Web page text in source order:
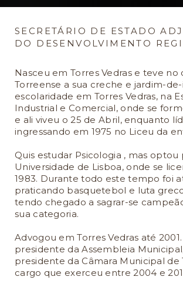
SECRETÁRIO DE ESTADO
DO DESENVOLVIMENTO
Nasceu em Torres Vedras e teve no
Torreense a sua creche e jardim-
escolaridade em Torres Vedras, na
Industrial e Comercial, onde se
e ali viveu o 25 de Abril, enquanto
ingressando em 1975 no Liceu da
Quis estudar Psicologia , mas
Universidade de Lisboa, onde se
1983. Durante todo este tempo foi
praticando basquetebol e luta
tendo chegado a sagrar-se
sua categoria.
Advogou em Torres Vedras até
presidente da Assembleia
presidente da Câmara Municipal de
cargo que exerceu entre 2004 e